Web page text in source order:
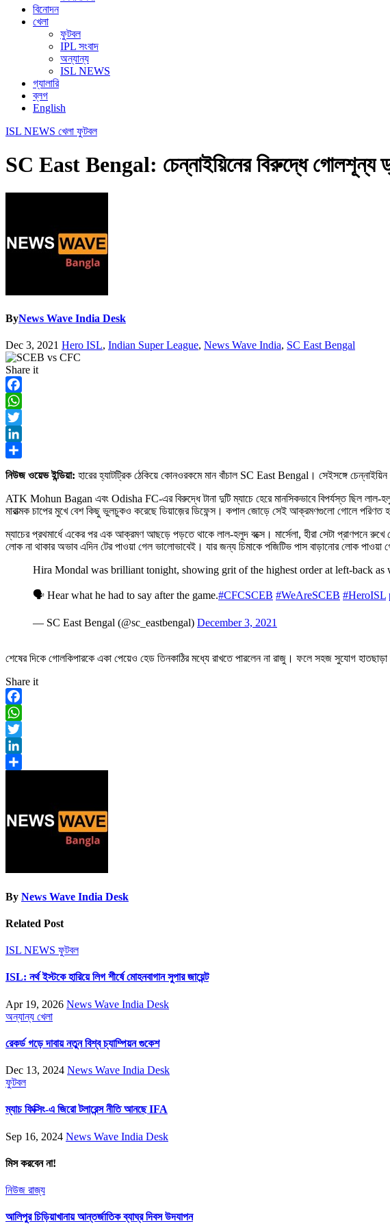
বিনোদন
খেলা
ফুটবল
IPL সংবাদ
অন্যান্য
ISL NEWS
গ্যালারি
ব্লগ
English
ISL NEWS খেলা ফুটবল
SC East Bengal: চেন্নাইয়িনের বিরুদ্ধে গোলশূন্য
ByNews Wave India Desk
Dec 3, 2021 Hero ISL, Indian Super League, News Wave India, SC East Bengal
Share it
Facebook
WhatsApp
Twitter
LinkedIn
নিউজ ওয়েভ ইন্ডিয়া: হারের হ্যাটট্রিক ঠেকিয়ে কোনওরকমে মান বাঁচাল SC East Bengal। সেইসঙ্গে
ATK Mohun Bagan এবং Odisha FC-এর বিরুদ্ধে টানা দুটি ম্যাচে হেরে মানসিকভাবে বিপর্যস্ত ছিল লাল-
মারাত্মক চাপের মুখে বেশ কিছু ভুলচুকও করেছে ডিয়াজ়ের ডিফেন্স। কপাল জোড়ে সেই আক্রমণগুলো গোলে পরিণত
ম্যাচের প্রথমার্ধে একের পর এক আক্রমণ আছড়ে পড়তে থাকে লাল-হলুদ বক্সে। মার্সেলা, হীরা সেটা প্রাণপনে
লোক না থাকার অভাব এদিন টের পাওয়া গেল ভালোভাবেই। যার জন্য চিমাকে পজিটিভ পাস বাড়ানোর লোক পাওয়া
Hira Mondal was brilliant tonight, showing grit of the highest order at left-back as
🗣 Hear what he had to say after the game.#CFCSCEB #WeAreSCEB #HeroISL
— SC East Bengal (@sc_eastbengal) December 3, 2021
শেষের দিকে গোলকিপারকে একা পেয়েও হেড তিনকাঠির মধ্যে রাখতে পারলেন না রাজু। ফলে সহজ সুযোগ হাতছাড়া
Share it
Facebook
WhatsApp
Twitter
LinkedIn
By News Wave India Desk
Related Post
ISL NEWS ফুটবল
ISL: নর্থ ইস্টকে হারিয়ে লিগ শীর্ষে মোহনবাগান সুপার জায়েন্ট
Apr 19, 2026 News Wave India Desk
অন্যান্য খেলা
রেকর্ড গড়ে দাবায় নতুন বিশ্ব চ্যাম্পিয়ন গুকেশ
Dec 13, 2024 News Wave India Desk
ফুটবল
ম্যাচ ফিক্সিং-এ জিরো টলারেন্স নীতি আনছে IFA
Sep 16, 2024 News Wave India Desk
মিস করবেন না!
নিউজ রাজ্য
আলিপুর চিড়িয়াখানায় আন্তর্জাতিক ব্যাঘ্র দিবস উদযাপন